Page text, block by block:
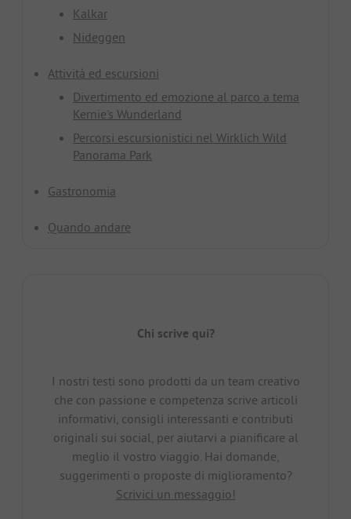
Kalkar
Nideggen
Attività ed escursioni
Divertimento ed emozione al parco a tema
Kernie's Wunderland
Percorsi escursionistici nel Wirklich Wild
Panorama Park
Gastronomia
Quando andare
Chi scrive qui?
I nostri testi sono prodotti da un team creativo
che con passione e competenza scrive articoli
informativi, consigli interessanti e contributi
originali sui social, per aiutarvi a pianificare al
meglio il vostro viaggio. Hai domande,
suggerimenti o proposte di miglioramento?
Scrivici un messaggio!